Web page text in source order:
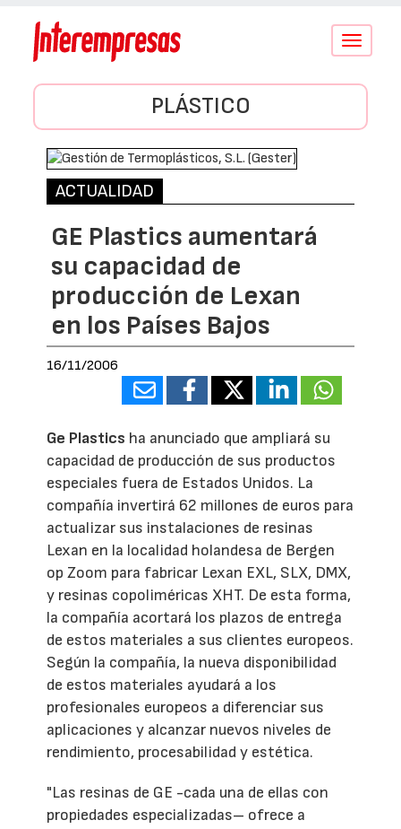
Conmutar
PLÁSTICO
ACTUALIDAD
GE Plastics aumentará
su capacidad de
producción de Lexan
en los Países Bajos
16/11/2006
Ge Plastics ha anunciado que ampliará su
capacidad de producción de sus productos
especiales fuera de Estados Unidos. La
compañía invertirá 62 millones de euros para
actualizar sus instalaciones de resinas
Lexan en la localidad holandesa de Bergen
op Zoom para fabricar Lexan EXL, SLX, DMX,
y resinas copoliméricas XHT. De esta forma,
la compañía acortará los plazos de entrega
de estos materiales a sus clientes europeos.
Según la compañía, la nueva disponibilidad
de estos materiales ayudará a los
profesionales europeos a diferenciar sus
aplicaciones y alcanzar nuevos niveles de
rendimiento, procesabilidad y estética.
"Las resinas de GE -cada una de ellas con
propiedades especializadas– ofrece a